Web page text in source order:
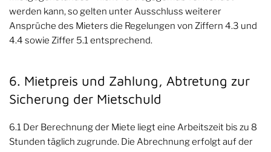
werden kann, so gelten unter Ausschluss weiterer
Ansprüche des Mieters die Regelungen von Ziffern 4.3 und
4.4 sowie Ziffer 5.1 entsprechend.
6. Mietpreis und Zahlung, Abtretung zur
Sicherung der Mietschuld
6.1 Der Berechnung der Miete liegt eine Arbeitszeit bis zu 8
Stunden täglich zugrunde. Die Abrechnung erfolgt auf der